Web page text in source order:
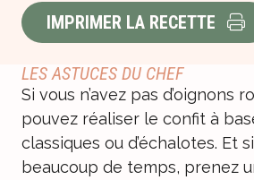
IMPRIMER LA RECETTE
LES ASTUCES DU CHEF
Si vous n’avez pas d’oignons
pouvez réaliser le confit à
classiques ou d’échalotes. Et
beaucoup de temps, prenez